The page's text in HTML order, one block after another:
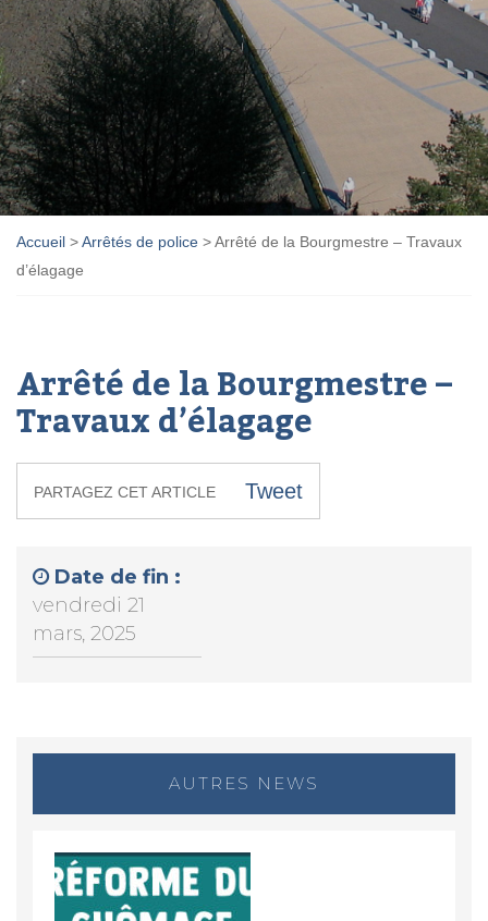
Accueil >Arrêtés de police >Arrêté de la Bourgmestre – Travaux
d’élagage
Arrêté de la Bourgmestre –
Travaux d’élagage
PARTAGEZ CET ARTICLE Tweet
Date de fin :
vendredi 21
mars, 2025
AUTRES NEWS